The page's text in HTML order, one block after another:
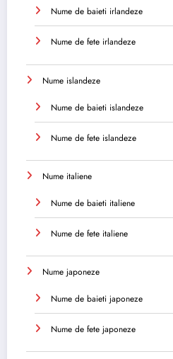
Nume de baieti irlandeze
Nume de fete irlandeze
Nume islandeze
Nume de baieti islandeze
Nume de fete islandeze
Nume italiene
Nume de baieti italiene
Nume de fete italiene
Nume japoneze
Nume de baieti japoneze
Nume de fete japoneze